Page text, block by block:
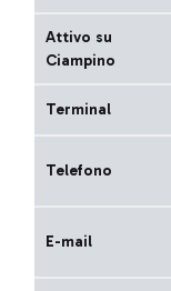
Attivo su
Ciampino
Terminal
Telefono
E-mail